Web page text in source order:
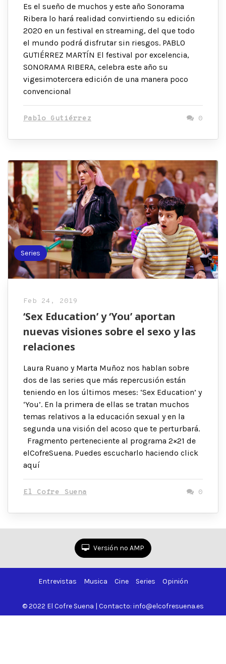
Es el sueño de muchos y este año Sonorama
Ribera lo hará realidad convirtiendo su edición
2020 en un festival en streaming, del que todo
el mundo podrá disfrutar sin riesgos. PABLO
GUTIÉRREZ MARTÍN El festival por excelencia,
SONORAMA RIBERA, celebra este año su
vigesimotercera edición de una manera poco
convencional
Pablo Gutiérrez 0
Series
Feb 24, 2019
‘Sex Education’ y ‘You’ aportan
nuevas visiones sobre el sexo y las
relaciones
Laura Ruano y Marta Muñoz nos hablan sobre
dos de las series que más repercusión están
teniendo en los últimos meses: ‘Sex Education’ y
‘You’. En la primera de ellas se tratan muchos
temas relativos a la educación sexual y en la
segunda una visión del acoso que te perturbará.
Fragmento perteneciente al programa 2×21 de
elCofreSuena. Puedes escucharlo haciendo click
aquí
El Cofre Suena 0
Versión no AMP
Entrevistas Musica Cine Series Opinión
© 2022 El Cofre Suena | Contacto: info@elcofresuena.es